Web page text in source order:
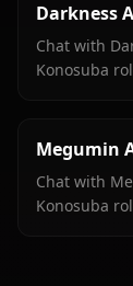
Darkness
Chat with
Konosuba
Megumin
Chat with
Konosuba